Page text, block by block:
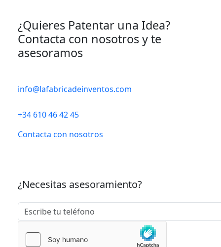
¿Quieres Patentar una Idea?
Contacta con nosotros y te
asesoramos
info@lafabricadeinventos.com
+34 610 46 42 45
Contacta con nosotros
¿Necesitas asesoramiento?